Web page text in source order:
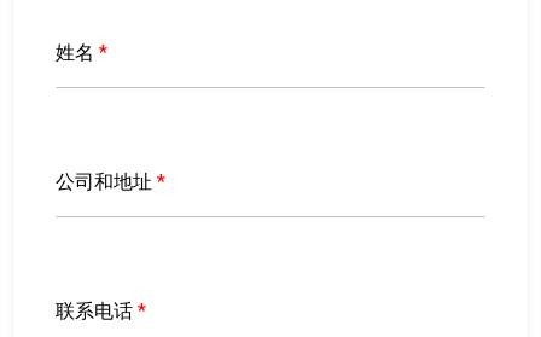
姓名 *
公司和地址 *
联系电话 *